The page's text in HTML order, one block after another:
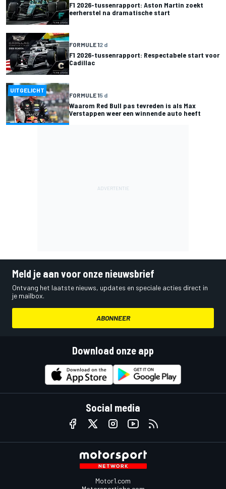
F1 2026-tussenrapport: Aston Martin zoekt
eerherstel na dramatische start
FORMULE 12 d
F1 2026-tussenrapport: Respectabele start voor
Cadillac
UITGELICHT
FORMULE 15 d
Waarom Red Bull pas tevreden is als Max
Verstappen weer een winnende auto heeft
Meld je aan voor onze nieuwsbrief
Ontvang het laatste nieuws, updates en speciale acties direct in
je mailbox.
ABONNEER
Download onze app
Social media
Motor1.com